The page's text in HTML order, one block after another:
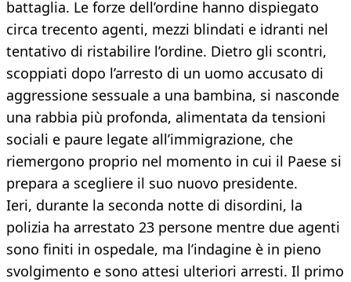
battaglia. Le forze dell’ordine hanno dispiegato
circa trecento agenti, mezzi blindati e idranti nel
tentativo di ristabilire l’ordine. Dietro gli scontri,
scoppiati dopo l’arresto di un uomo accusato di
aggressione sessuale a una bambina, si nasconde
una rabbia più profonda, alimentata da tensioni
sociali e paure legate all’immigrazione, che
riemergono proprio nel momento in cui il Paese si
prepara a scegliere il suo nuovo presidente.
Ieri, durante la seconda notte di disordini, la
polizia ha arrestato 23 persone mentre due agenti
sono finiti in ospedale, ma l’indagine è in pieno
svolgimento e sono attesi ulteriori arresti. Il primo